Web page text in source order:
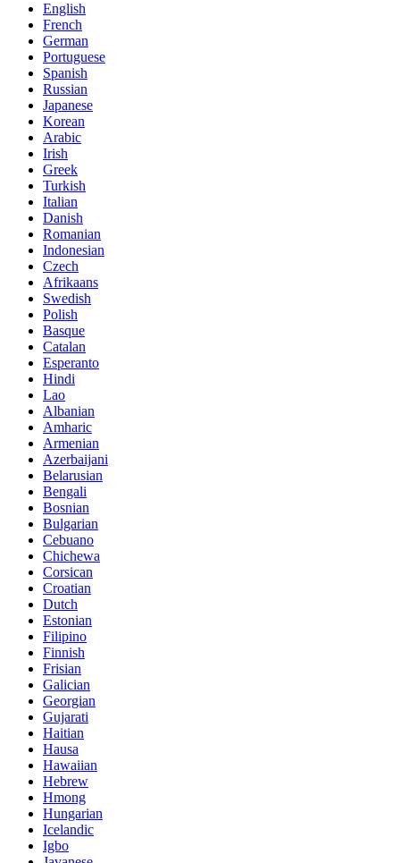
English
French
German
Portuguese
Spanish
Russian
Japanese
Korean
Arabic
Irish
Greek
Turkish
Italian
Danish
Romanian
Indonesian
Czech
Afrikaans
Swedish
Polish
Basque
Catalan
Esperanto
Hindi
Lao
Albanian
Amharic
Armenian
Azerbaijani
Belarusian
Bengali
Bosnian
Bulgarian
Cebuano
Chichewa
Corsican
Croatian
Dutch
Estonian
Filipino
Finnish
Frisian
Galician
Georgian
Gujarati
Haitian
Hausa
Hawaiian
Hebrew
Hmong
Hungarian
Icelandic
Igbo